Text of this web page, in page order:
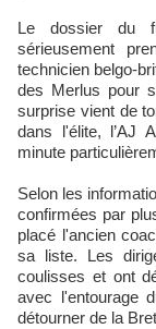
Le dossier du futur entraîneur du FC Lorient pourrait
sérieusement
technicien belgo-
des Merlus pour
surprise vient de
dans l'élite, l’AJ
minute
Selon les
confirmées par
placé l'ancien
sa liste. Les
coulisses et ont
avec l'entourage
détourner de la